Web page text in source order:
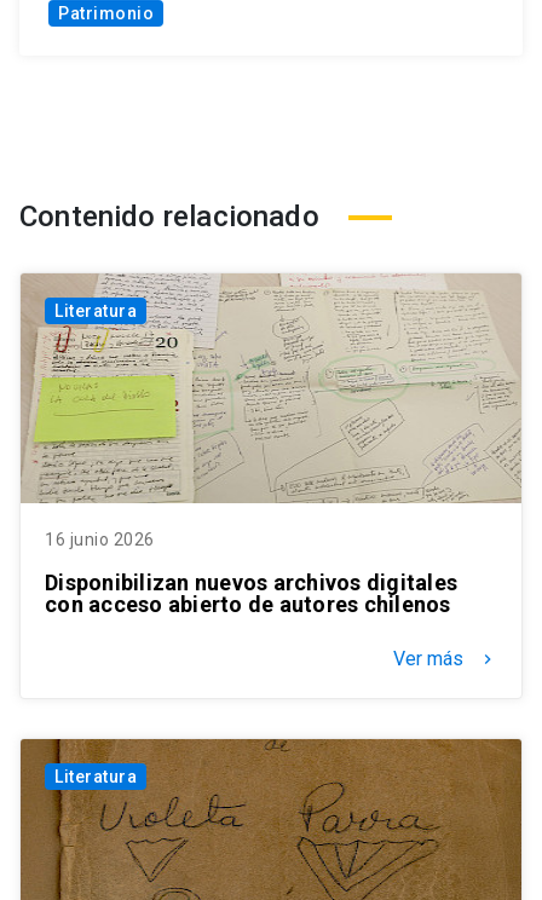
Patrimonio
Contenido relacionado
Literatura
16 junio 2026
Disponibilizan nuevos archivos digitales
con acceso abierto de autores chilenos
Ver más keyboard_arrow_right
Literatura